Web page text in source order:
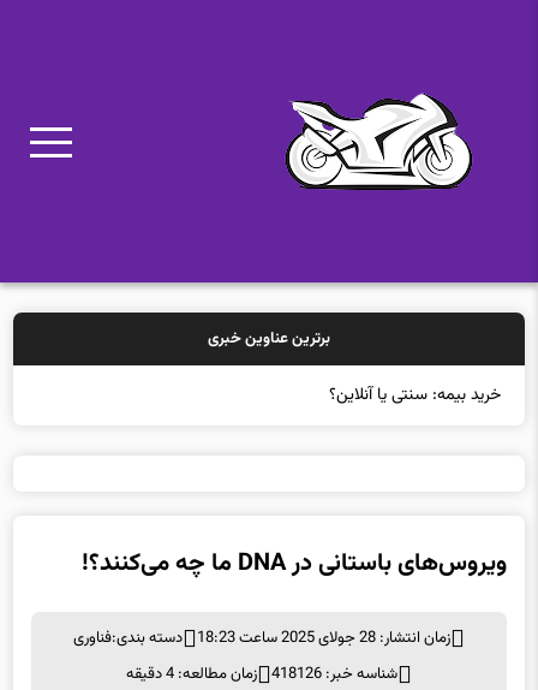
برترین عناوین خبری
خرید بیمه: سنتی یا آنلاین؟ کدامیک ت
ویروس‌های باستانی در DNA ما چه می‌کنند؟!
زمان انتشار: 28 جولای 2025 ساعت 18:23 دسته بندی:فناوری
شناسه خبر: 418126
زمان مطالعه: 4 دقیقه